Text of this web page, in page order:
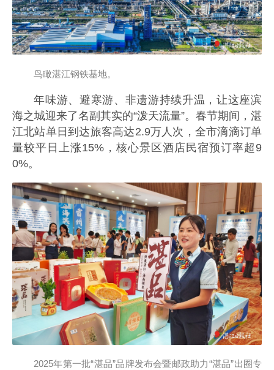
鸟瞰湛江钢铁基地。
年味游、避寒游、非遗游持续升温，让这座滨
海之城迎来了名副其实的“泼天流量”。春节期间，湛
江北站单日到达旅客高达2.9万人次，全市滴滴订单
量较平日上涨15%，核心景区酒店民宿预订率超9
0%。
2025年第一批“湛品”品牌发布会暨邮政助力“湛品”出圈专